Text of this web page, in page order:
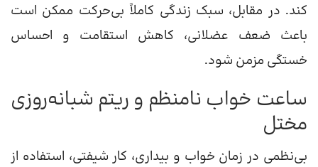
کند. در مقابل، سبک زندگی کاملاً بی‌حرکت ممکن است
باعث ضعف عضلانی، کاهش استقامت و احساس
خستگی مزمن شود.
ساعت خواب نامنظم و ریتم شبانه‌روزی
مختل
بی‌نظمی در زمان خواب و بیداری، کار شیفتی، استفاده از